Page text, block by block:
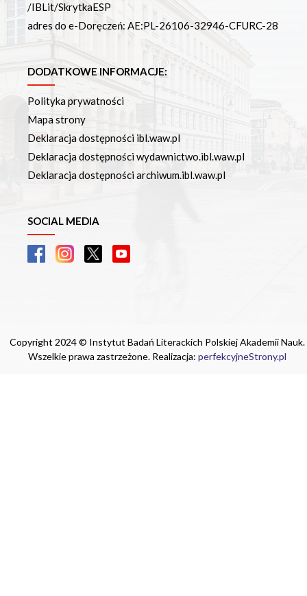
/IBLit/SkrytkaESP
adres do e-Doręczeń: AE:PL-26106-32946-CFURC-28
DODATKOWE INFORMACJE:
Polityka prywatności
Mapa strony
Deklaracja dostępności ibl.waw.pl
Deklaracja dostępności wydawnictwo.ibl.waw.pl
Deklaracja dostępności archiwum.ibl.waw.pl
SOCIAL MEDIA
Copyright 2024 © Instytut Badań Literackich Polskiej Akademii Nauk.
Wszelkie prawa zastrzeżone. Realizacja: perfekcyjneStrony.pl